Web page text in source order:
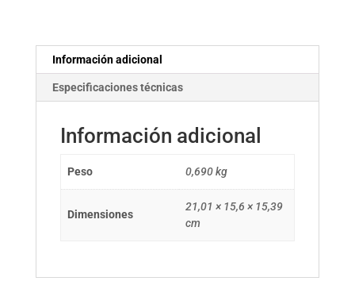
Información adicional
Especificaciones técnicas
Información adicional
Peso 0,690 kg
Dimensiones
21,01 × 15,6 × 15,39
cm